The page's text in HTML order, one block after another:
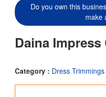
Do you own this
make
Daina
Category : Dress Trimmings